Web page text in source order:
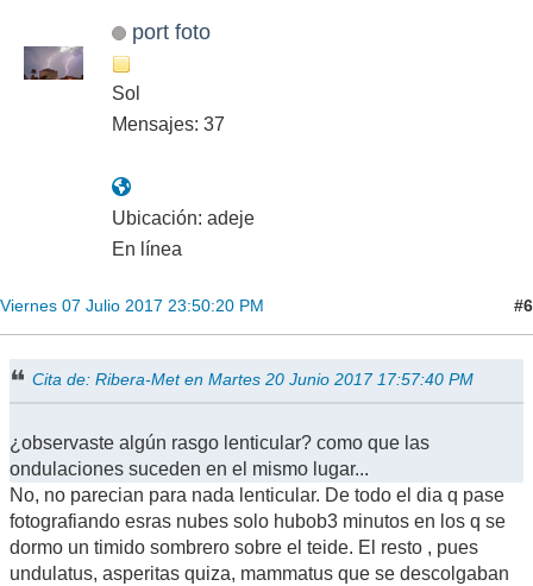
port foto
Sol
Mensajes: 37
Ubicación: adeje
En línea
Viernes 07 Julio 2017 23:50:20 PM #6
Cita de: Ribera-Met en Martes 20 Junio 2017 17:57:40 PM
¿observaste algún rasgo lenticular? como que las
ondulaciones suceden en el mismo lugar...
No, no parecian para nada lenticular. De todo el dia q pase
fotografiando esras nubes solo hubob3 minutos en los q se
dormo un timido sombrero sobre el teide. El resto , pues
undulatus, asperitas quiza, mammatus que se descolgaban